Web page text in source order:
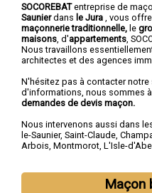
SOCOREBATentreprise de
Saunierdans le Jura , vous
maçonnerie traditionnelle, le
maisons , d'appartements ,
Nous travaillons
architectes et des agences
N'hésitez pas à contacter
d'informations, nous sommes
demandes de devis maçon.
Nous intervenons aussi dans
le-Saunier, Saint-Claude
Arbois Montmorot L'Isle-
Maçon